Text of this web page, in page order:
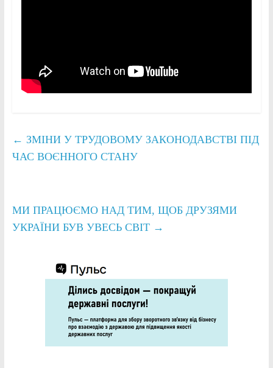
← ЗМІНИ У ТРУДОВОМУ ЗАКОНОДАВСТВІ ПІД
ЧАС ВОЄННОГО СТАНУ
МИ ПРАЦЮЄМО НАД ТИМ, ЩОБ ДРУЗЯМИ
УКРАЇНИ БУВ УВЕСЬ СВІТ →